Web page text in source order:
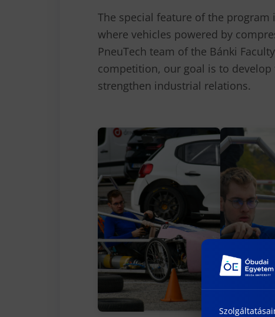
The special feature of the
where vehicles powered by
PneuTech team of the Bánki
competition, our goal is to develop
strengthen industrial relations.